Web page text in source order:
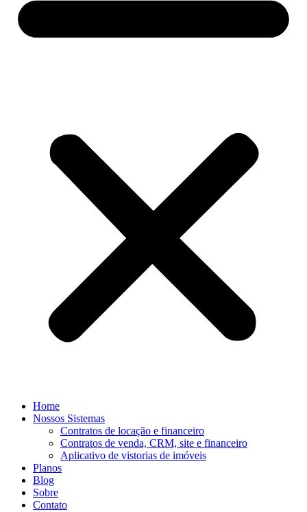
Home
Nossos Sistemas
Contratos de locação e financeiro
Contratos de venda, CRM, site e financeiro
Aplicativo de vistorias de imóveis
Planos
Blog
Sobre
Contato